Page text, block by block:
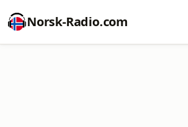
Norsk-Radio.com